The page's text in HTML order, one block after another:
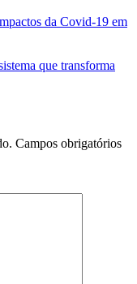
da Covid-19 em
que transforma
Campos obrigatórios